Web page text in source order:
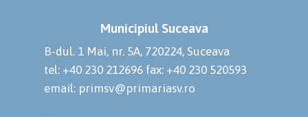
Municipiul Suceava
B-dul. 1 Mai, nr. 5A, 720224, Suceava
tel: +40 230 212696 fax: +40 230 520593
email: primsv@primariasv.ro